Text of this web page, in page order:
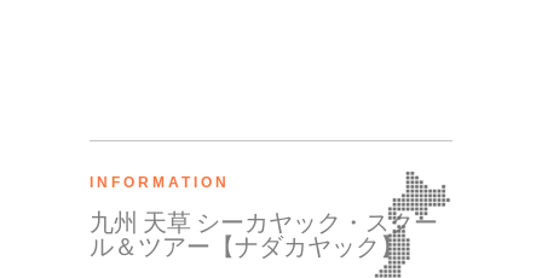
INFORMATION
九州 天草 シーカヤック・スクー
ル＆ツアー【ナダカヤック】